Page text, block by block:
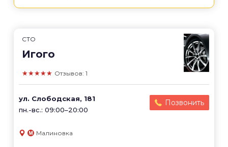
СТО
Игого
★★★★★ Отзывов: 1
ул. Слободская, 181
пн.-вс.: 09:00–20:00
Позвонить
Малиновка